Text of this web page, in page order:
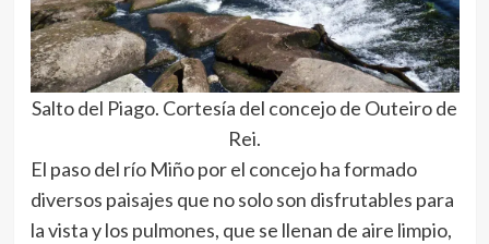
Salto del Piago. Cortesía del concejo de Outeiro de
Rei.
El paso del río Miño por el concejo ha formado
diversos paisajes que no solo son disfrutables para
la vista y los pulmones, que se llenan de aire limpio,